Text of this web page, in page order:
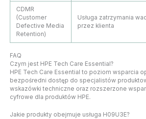
CDMR
(Customer
Defective Media
Retention)
Usługa zatrzymania
przez klienta
FAQ
Czym jest HPE Tech Care Essential?
HPE Tech Care Essential to poziom wsparcia
bezpośredni dostęp do specjalistów
wskazówki techniczne oraz rozszerzone
cyfrowe dla produktów HPE.
Jakie produkty obejmuje usługa H09U3E?